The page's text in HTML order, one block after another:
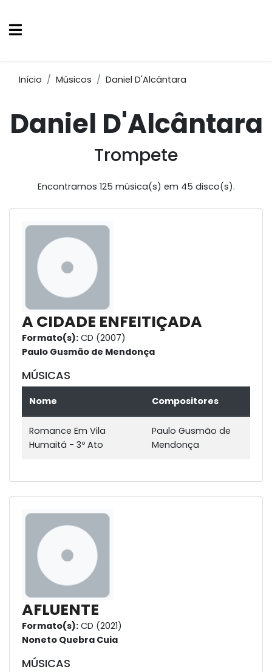
Início Músicos Daniel D'Alcântara
Daniel D'Alcântara
Trompete
Encontramos 125 música(s) em 45 disco(s).
A CIDADE ENFEITIÇADA
Formato(s): CD (2007)
Paulo Gusmão de Mendonça
MÚSICAS
Nome Compositores
Romance Em Vila
Humaitá - 3º Ato
Paulo Gusmão de
Mendonça
AFLUENTE
Formato(s): CD (2021)
Noneto Quebra Cuia
MÚSICAS